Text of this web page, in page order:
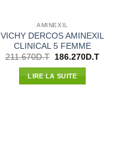
AMINEXIL
VICHY DERCOS AMINEXIL
CLINICAL 5 FEMME
211.670D.T
Le
initial
était :
186.270 D.TLe
LIRE LA SUITE